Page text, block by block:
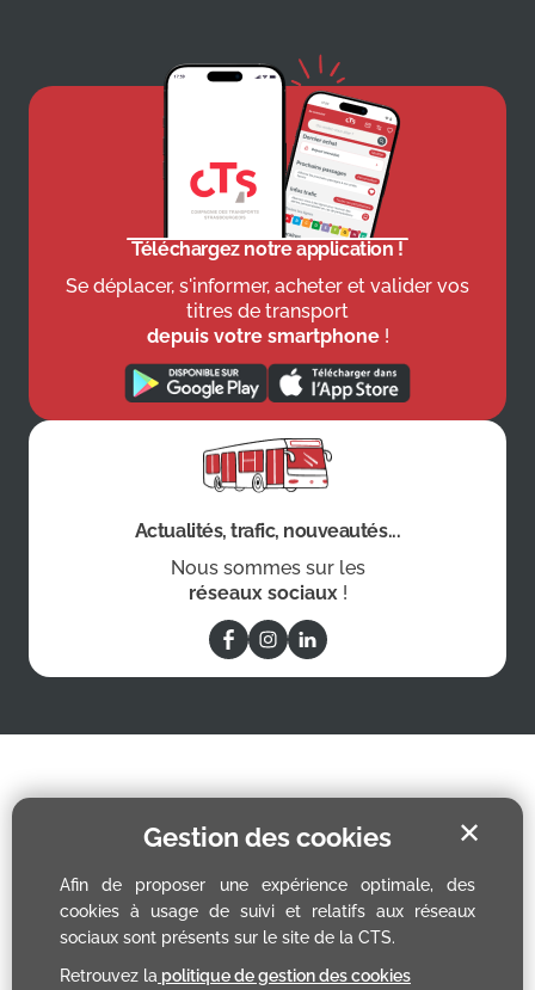
Gestion des cookies
Afin de proposer une expérience optimale, des
cookies à usage de suivi et relatifs aux réseaux
sociaux sont présents sur le site de la CTS.
Retrouvez la politique de gestion des cookies
✕
Téléchargez notre application !
Se déplacer, s'informer, acheter et valider vos
titres de transport
depuis votre smartphone !
Actualités, trafic, nouveautés...
Nous sommes sur les
réseaux sociaux !